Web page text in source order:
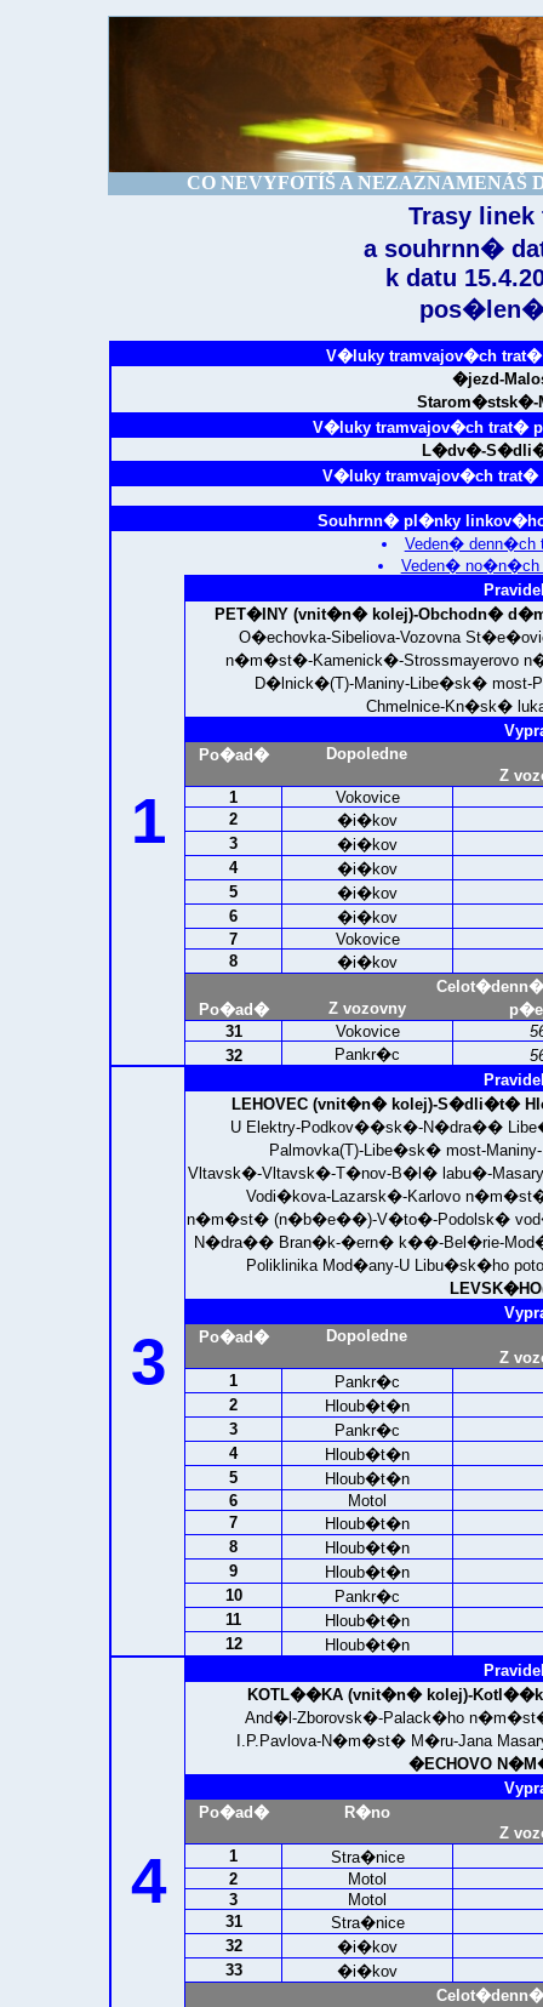
CO NEVYFOTÍŠ A NEZAZNAMENÁŠ
Trasy
a souhrnn�
k datu
V�luky tramvajov�ch
�jezd-
Starom�stsk�-
V�luky tramvajov�ch trat�
L�dv�-
V�luky tramvajov�ch trat�
Souhrnn� pl�nky linkov�ho
Veden� denn�ch
Veden� no�n�ch
1
PET�INY (vnit�n� kolej)-Obchodn�
O�echovka-Sibeliova-Vozovna
n�m�st�-Kamenick�-Strossmayerovo
D�lnick�(T)-Maniny-Libe�sk� most-
Chmelnice-Kn�sk�
Po�ad�
Dopoledne
Z
1
Vokovice
2
�i�kov
3
�i�kov
4
�i�kov
5
�i�kov
6
�i�kov
7
Vokovice
8
�i�kov
Po�ad�
Z vozovny
31
Vokovice
32
Pankr�c
3
LEHOVEC (vnit�n� kolej)-S�dli�t�
U Elektry-Podkov��sk�-N�dra��
Palmovka(T)-Libe�sk� most-
Vltavsk�-Vltavsk�-T�nov-B�l� labu�-
Vodi�kova-Lazarsk�-Karlovo
n�m�st� (n�b�e��)-V�to�-Podolsk�
N�dra�� Bran�k-�ern� k��-Bel�rie-
Poliklinika Mod�any-U Libu�sk�ho
Po�ad�
Dopoledne
Z
1
Pankr�c
2
Hloub�t�n
3
Pankr�c
4
Hloub�t�n
5
Hloub�t�n
6
Motol
7
Hloub�t�n
8
Hloub�t�n
9
Hloub�t�n
10
Pankr�c
11
Hloub�t�n
12
Hloub�t�n
4
KOTL��KA (vnit�n� kolej)-
And�l-Zborovsk�-Palack�ho
I.P.Pavlova-N�m�st� M�ru-Jana
�ECHOVO
Po�ad�
R�no
Z
1
Stra�nice
2
Motol
3
Motol
31
Stra�nice
32
�i�kov
33
�i�kov